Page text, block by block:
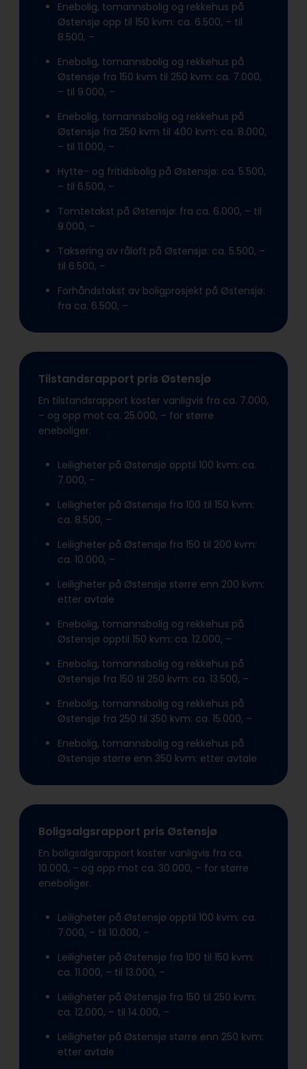
Enebolig, tomannsbolig og rekkehus på
Østensjø opp til 150 kvm: ca. 6.500, – til
8.500, –
Enebolig, tomannsbolig og rekkehus på
Østensjø fra 150 kvm til 250 kvm: ca. 7.000,
– til 9.000, –
Enebolig, tomannsbolig og rekkehus på
Østensjø fra 250 kvm til 400 kvm: ca. 8.000,
– til 11.000, –
Hytte- og fritidsbolig på Østensjø: ca. 5.500,
– til 6.500, –
Tomtetakst på Østensjø: fra ca. 6.000, – til
9.000, –
Taksering av råloft på Østensjø: ca. 5.500, –
til 6.500, –
Forhåndstakst av boligprosjekt på Østensjø:
fra ca. 6.500, –
Tilstandsrapport pris Østensjø
En tilstandsrapport koster vanligvis fra ca. 7.000,
– og opp mot ca. 25.000, – for større
eneboliger.
Leiligheter på Østensjø opptil 100 kvm: ca.
7.000, –
Leiligheter på Østensjø fra 100 til 150 kvm:
ca. 8.500, –
Leiligheter på Østensjø fra 150 til 200 kvm:
ca. 10.000, –
Leiligheter på Østensjø større enn 200 kvm:
etter avtale
Enebolig, tomannsbolig og rekkehus på
Østensjø opptil 150 kvm: ca. 12.000, –
Enebolig, tomannsbolig og rekkehus på
Østensjø fra 150 til 250 kvm: ca. 13.500, –
Enebolig, tomannsbolig og rekkehus på
Østensjø fra 250 til 350 kvm: ca. 15.000, –
Enebolig, tomannsbolig og rekkehus på
Østensjø større enn 350 kvm: etter avtale
Boligsalgsrapport pris Østensjø
En boligsalgsrapport koster vanligvis fra ca.
10.000, – og opp mot ca. 30.000, – for større
eneboliger.
Leiligheter på Østensjø opptil 100 kvm: ca.
7.000, – til 10.000, –
Leiligheter på Østensjø fra 100 til 150 kvm:
ca. 11.000, – til 13.000, –
Leiligheter på Østensjø fra 150 til 250 kvm:
ca. 12.000, – til 14.000, –
Leiligheter på Østensjø større enn 250 kvm:
etter avtale